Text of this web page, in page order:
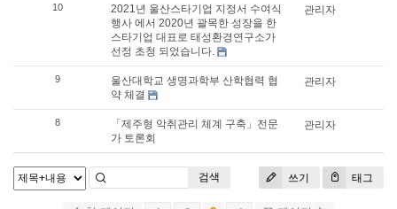
10
2021년 울산스타기업 지정서 수여식
행사 에서 2020년 괄목한 성장을 한
스타기업 대표로 태성환경연구소가
선정 초청 되었습니다.
관리자
9
울산대학교 생명과학부 산학협력 협
약 체결
관리자
8
「제주형 악취관리 체계 구축」전문
가 토론회
관리자
쓰기 태그
검색